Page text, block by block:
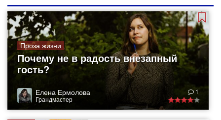
Проза жизни
Почему не в радость внезапный
гость?
Елена Ермолова
Грандмастер
1